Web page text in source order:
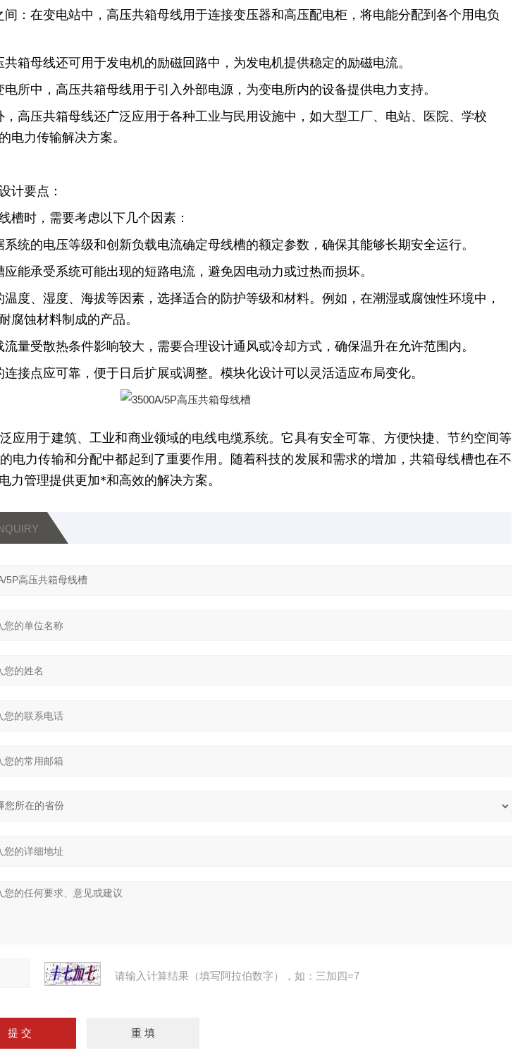
：在变电站中，高压共箱母线用于连接变压器和高压配电柜，将电能分配到各个用电负
箱母线还可用于发电机的励磁回路中，为发电机提供稳定的励磁电流。
所中，高压共箱母线用于引入外部电源，为变电所内的设备提供电力支持。
，高压共箱母线还广泛应用于各种工业与民用设施中，如大型工厂、电站、医院、学校
电力传输解决方案。
计要点：
槽时，需要考虑以下几个因素：
统的电压等级和创新负载电流确定母线槽的额定参数，确保其能够长期安全运行。
能承受系统可能出现的短路电流，避免因电动力或过热而损坏。
度、湿度、海拔等因素，选择适合的防护等级和材料。例如，在潮湿或腐蚀性环境中，
腐蚀材料制成的产品。
量受散热条件影响较大，需要合理设计通风或冷却方式，确保温升在允许范围内。
连接点应可靠，便于日后扩展或调整。模块化设计可以灵活适应布局变化。
应用于建筑、工业和商业领域的电线电缆系统。它具有安全可靠、方便快捷、节约空间等
电力传输和分配中都起到了重要作用。
随着科技的发展和需求的增加，共箱母线槽也在不
力管理提供更加*和高效的解决方案。
请输入计算结果（填写阿拉伯数字），如：三加四=7